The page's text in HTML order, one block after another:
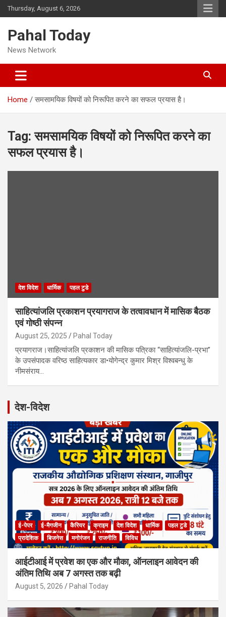
Skip
to
Thursday, August 6, 2026
Pahal Today
News Network
Home समसामयिक विषयों को निरूपित करने का सफल प्रयास है।
Tag:समसामयिक विषयों को निरूपित करने का
सफल प्रयास है।
देश विदेश धार्मिक पहल टुडे
साहित्यांजलि प्रकाशन प्रयागराज के तत्वावधान में मासिक बैठक
एवं गोष्ठी संपन्न
August 25, 2025 Pahal Today
प्रयागराज।साहित्यांजलि प्रकाशन की मासिक पत्रिका “साहित्यांजलि-प्रभा”
के उपसंपादक वरिष्ठ साहित्यकार डा•योगेन्द्र कुमार मिश्र विश्वबन्धु के
नीमसंराय…
देश-विदेश
ई-पेपर ई-मैगजीन कैरियर क्राइम देश विदेश धार्मिक
पहल टुडे
प्रादेशिक
बिजनेस मनोरंजन राजनीति विविध
आईटीआई में प्रवेश का एक और मौका, ऑनलाइन आवेदन की
अंतिम तिथि अब 7 अगस्त तक बढ़ी
August 5, 2026 Pahal Today